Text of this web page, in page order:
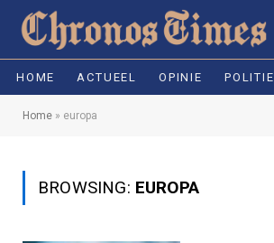
HOME ACTUEEL OPINIE
Home » europa
BROWSING: EUROPA